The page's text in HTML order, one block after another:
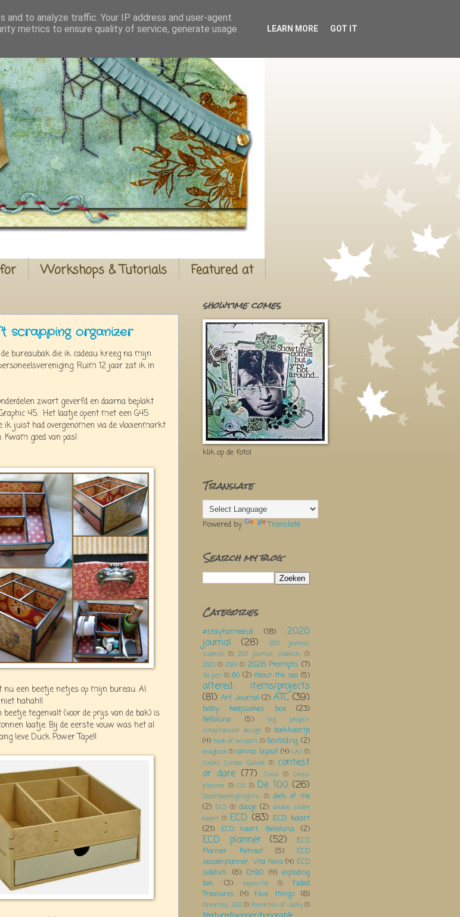
Workshops & Tutorials Featured at
scrapping organizer
bureaubak die ik cadeau kreeg na mijn
Ruim 12 jaar zat ik in
zwart geverfd en daarna beplakt
45. Het laatje opent met een G45
ik juist had overgenomen via de vlooienmarkt
goed van pas!
een beetje netjes op mijn bureau. Al
hahah!!
tegenvalt (voor de prijs van de bak) is
laatje. Bij de eerste vouw was het al
leve Duck Power Tape!!
showtime comes
klik op de foto!
Translate
Powered by Translate
Search my blog
Categories
#stayhomeecd (18) 2020
journal (28)
2021 journal;
sidekick (1) 2021 journal; sidekick; (1)
2023 (1) 2024 (1) 2026 Prompts (7)
3d pen (1) 60 (2) About the sea (5)
altered items/projects
(81) Art Journal (2) ATC (39)
baby keepsakes box (23)
Bellaluna (5)
big project;
scraptacular design; (1) boekkaartje
(4) book of wisdom (1) Boxfolding (2)
bragbook(1)canvas layout (4) CAS(1)
Colors Combo Galore (1) contest
or dare (77) Covid (1) Crops
planner (1) CSI (1) De 100 (26)
DecemberHighlights; (1) deck of me
(2) DLS (1) doosje (2) double slider
kaart (1) ECD (83) ECD kaart
(21)
ECD kaart; Bellaluna; (2)
ECD planner (52)
ECD
Planner Retreat
(5)
ECD
seizoenplanner; Vita Nova (4) ECD
sidekick (6) EHBO (4) exploding
box;
(3) expositie (1)
Faded
Treasures
(4) Fave things (6)
favorites 2012 (1) favorites of Jacky (1)
to analyze traffic. Your IP address and user-agent
metrics to ensure quality of service, generate usage
LEARN MORE GOT IT